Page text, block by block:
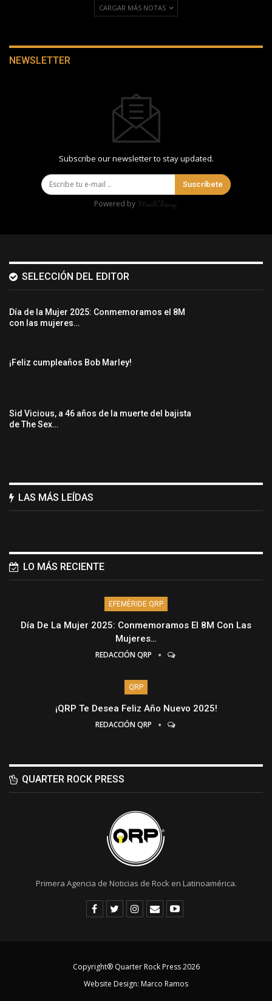
CARGAR MÁS NOTAS
NEWSLETTER
Subscribe our newsletter to stay updated.
Suscríbete
Powered by
SELECCIÓN DEL EDITOR
Día de la Mujer 2025: Conmemoramos el 8M
con las mujeres…
¡Feliz cumpleaños Bob Marley!
Sid Vicious, a 46 años de la muerte del bajista
de The Sex…
LAS MÁS LEÍDAS
LO MÁS RECIENTE
EFEMÉRIDE QRP
Día De La Mujer 2025: Conmemoramos El 8M Con Las
Mujeres…
REDACCIÓN QRP
QRP
¡QRP Te Desea Feliz Año Nuevo 2025!
REDACCIÓN QRP
QUARTER ROCK PRESS
Primera Agencia de Noticias de Rock en Latinoamérica.
Copyright® Quarter Rock Press 2026
Website Design: Marco Ramos